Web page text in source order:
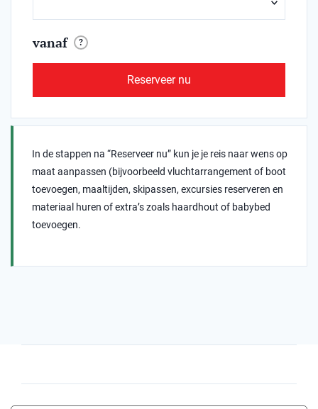
vanaf ?
Reserveer nu
In de stappen na “Reserveer nu” kun je je reis naar wens op
maat aanpassen (bijvoorbeeld vluchtarrangement of boot
toevoegen, maaltijden, skipassen, excursies reserveren en
materiaal huren of extra’s zoals haardhout of babybed
toevoegen.